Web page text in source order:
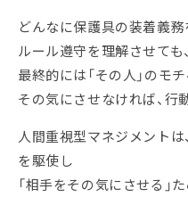
どんなに保護具の装着義務
ルール遵守を理解させても、
最終的には「その人」のモ
その気にさせなければ、行
人間重視型マネジメント
を駆使し
「相手をその気にさせる」